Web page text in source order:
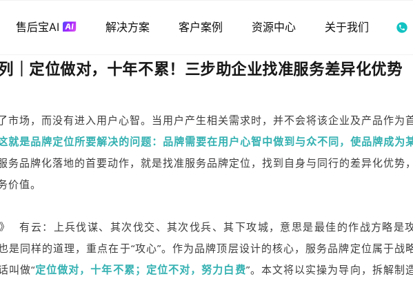
售后宝AI 解决方案 客户案例 资源中心 关于我们
｜定位做对，十年不累！三步助企业找准服务差异化优势
市场，而没有进入用户心智。当用户产生相关需求时，并不会将该企业及产品作为首
就是品牌定位所要解决的问题：品牌需要在用户心智中做到与众不同，使品牌成为
务品牌化落地的首要动作，就是找准服务品牌定位，找到自身与同行的差异化优势
价值。
有云：上兵伐谋、其次伐交、其次伐兵、其下攻城，意思是最佳的作战方略是
是同样的道理，重点在于“攻心”。作为品牌顶层设计的核心，服务品牌定位属于战
叫做“定位做对，十年不累；定位不对，努力白费”。本文将以实操为导向，拆解制